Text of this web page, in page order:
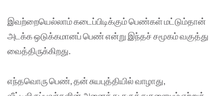
இவற்றையெல்லாம் கடைப்பிடிக்கும் பெண்கள் மட்டும்தான்
அடக்க ஒடுக்கமானப் பெண் என்று இந்தச் சமூகம் வகுத்து
வைத்திருக்கிறது.
எந்தவொரு பெண், தன் சுயபுத்தியில் வாழாது,